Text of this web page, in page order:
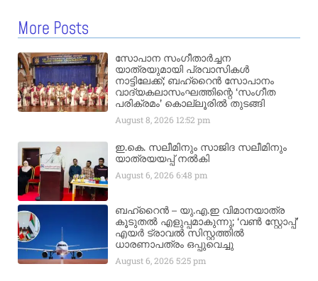
More Posts
സോപാന സംഗീതാർച്ചന
യാത്രയുമായി പ്രവാസികൾ
നാട്ടിലേക്ക്; ബഹ്‌റൈൻ സോപാനം
വാദ്യകലാസംഘത്തിന്റെ ‘സംഗീത
പരിക്രമം’ കൊല്ലൂരിൽ തുടങ്ങി
August 8, 2026 12:52 pm
ഇ.കെ. സലീമിനും സാജിദ സലീമിനും
യാത്രയയപ്പ് നൽകി
August 6, 20266:48 pm
ബഹ്‌റൈൻ – യു.എ.ഇ വിമാനയാത്ര
കൂടുതൽ എളുപ്പമാകുന്നു; ‘വൺ സ്റ്റോപ്പ്’
എയർ ട്രാവൽ സിസ്റ്റത്തിൽ
ധാരണാപത്രം ഒപ്പുവെച്ചു
August 6, 20265:25 pm